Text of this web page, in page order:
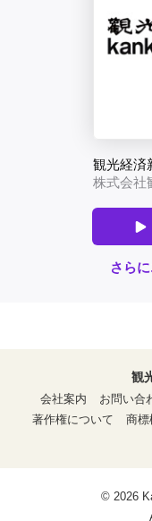
観
会社案内
お問い合
著作権について
商標
© 2026